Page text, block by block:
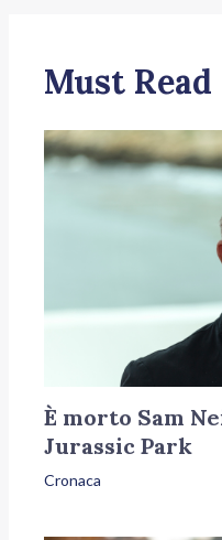
Must Read
È morto Sam
Jurassic Park
Cronaca